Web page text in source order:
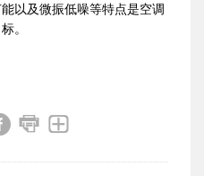
以及微振低噪等特点是空调
。